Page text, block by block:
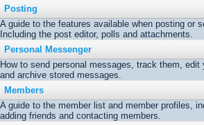
Posting
A guide to the features available when posting or
Including the post editor, polls and attachments.
Personal Messenger
How to send personal messages, track them, edit
and archive stored messages.
Members
A guide to the member list and member profiles,
adding friends and contacting members.